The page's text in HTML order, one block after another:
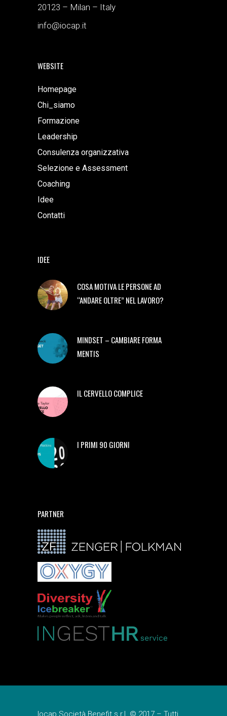
20123 – Milan – Italy
info@iocap.it
WEBSITE
Homepage
Chi_siamo
Formazione
Leadership
Consulenza organizzativa
Selezione e Assessment
Coaching
Idee
Contatti
IDEE
COSA MOTIVA LE PERSONE AD
“ANDARE OLTRE” NEL LAVORO?
MINDSET – CAMBIARE FORMA
MENTIS
IL CERVELLO COMPLICE
I PRIMI 90 GIORNI
PARTNER
Iocap Società Benefit s.r.l. © 2017 – Tutti